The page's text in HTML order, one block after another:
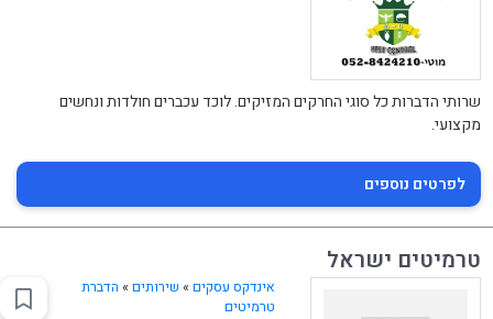
שרותי הדברות כל סוגי החרקים המזיקים. לוכד עכברים חולדות ונחשים
מקצועי.
לפרטים נוספים
טרמיטים ישראל
אינדקס עסקים » שירותים» הדברת
טרמיטים